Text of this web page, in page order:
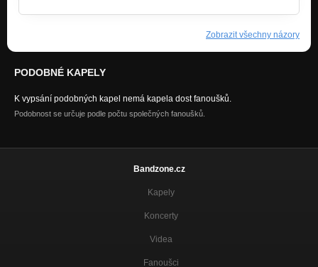
Zobrazit všechny názory
PODOBNÉ KAPELY
K vypsání podobných kapel nemá kapela dost fanoušků.
Podobnost se určuje podle počtu společných fanoušků.
Bandzone.cz
Kapely
Koncerty
Videa
Fanoušci